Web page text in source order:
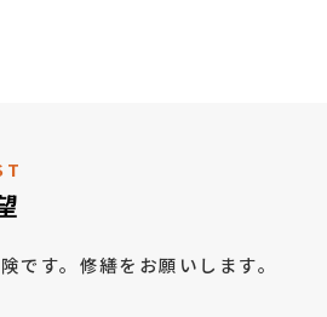
です。修繕をお願いします。